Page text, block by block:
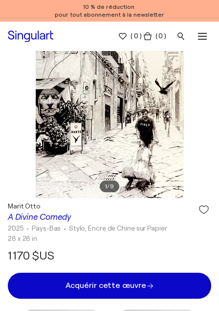
10 % de réduction
pour tout abonnement à la newsletter
(0 ) ( 0 )
1/9
A Divine Comedy
Marit Otto
2025 • Pays-Bas • Stylo, Encre de Chine sur Papier
28 x 28 in
1 170 $US
Acquérir cette œuvre